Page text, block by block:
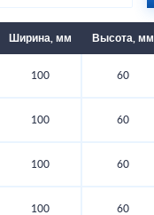
Ширина, мм Высота, мм
100 60
100 60
100 60
100 60